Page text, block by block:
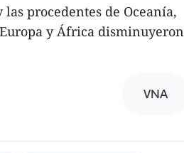
procedentes de Oceanía,
y África disminuyeron
VNA